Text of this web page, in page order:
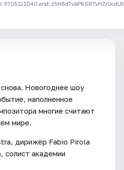
erid: 25H8d7vbP8SRTvHZrUcdLB
Новогоднее шоу
наполненное
многие считают
мире.
дирижёр Fabio Pirola
солист академии